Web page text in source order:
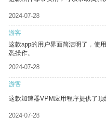
2024-07-28
游客
这款app的用户界面简洁明了，使
悉操作。
2024-07-28
游客
这款加速器VPM应用程序提供了顶
2024-07-28